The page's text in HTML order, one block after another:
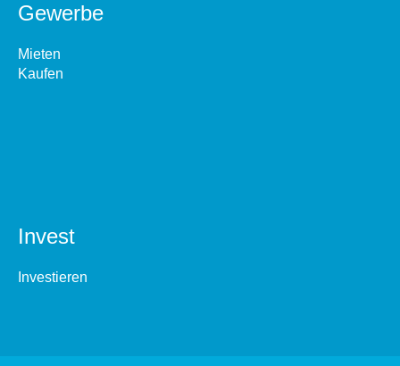
Gewerbe
Mieten
Kaufen
Invest
Investieren